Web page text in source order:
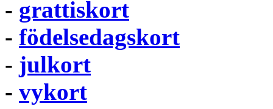
- grattiskort
- födelsedagskort
- julkort
- vykort